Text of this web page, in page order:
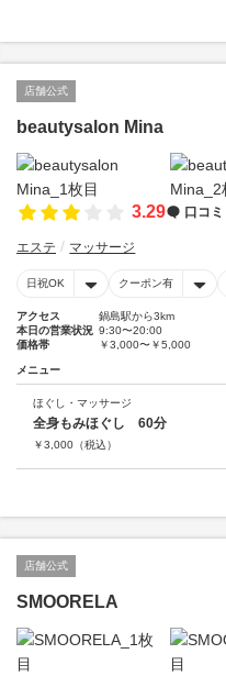
店舗公式
beautysalon Mina
3.29 口コミ
エステ マッサージ
日祝OK クーポン有
アクセス
鍋島駅から3km
本日の営業状況 9:30〜20:00
価格帯
￥3,000〜￥5,000
メニュー
ほぐし・マッサージ
全身もみほぐし 60分
￥3,000 （税込）
店舗公式
SMOORELA